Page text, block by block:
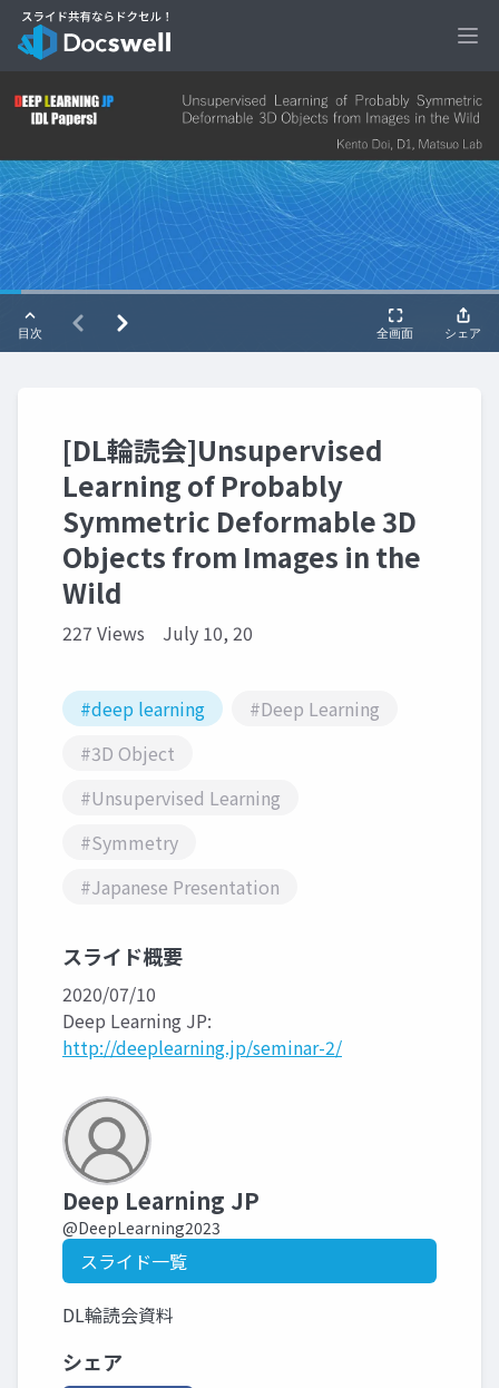
[DL輪読会]Unsupervised
Learning of Probably
Symmetric Deformable 3D
Objects from Images in the
Wild
227 Views July 10, 20
#deep learning
#Deep Learning
#3D Object
#Unsupervised Learning
#Symmetry
#Japanese Presentation
スライド概要
2020/07/10
Deep Learning JP:
http://deeplearning.jp/seminar-2/
Deep Learning JP
@DeepLearning2023
スライド一覧
DL輪読会資料
シェア